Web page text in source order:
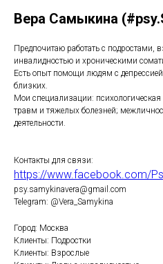
Вера Самыкина
Предпочитаю работать с подростами,
инвалидностью и хроническими
Есть опыт помощи людям с
близких.
Мои специализации: психологическая
травм и тяжелых болезней;
деятельности.
Контакты для связи:
https://www.facebook.com/
psy.samykinavera@gmail.com
Telegram: @Vera_Samykina
Город: Москва
Клиенты: Подростки
Клиенты: Взрослые